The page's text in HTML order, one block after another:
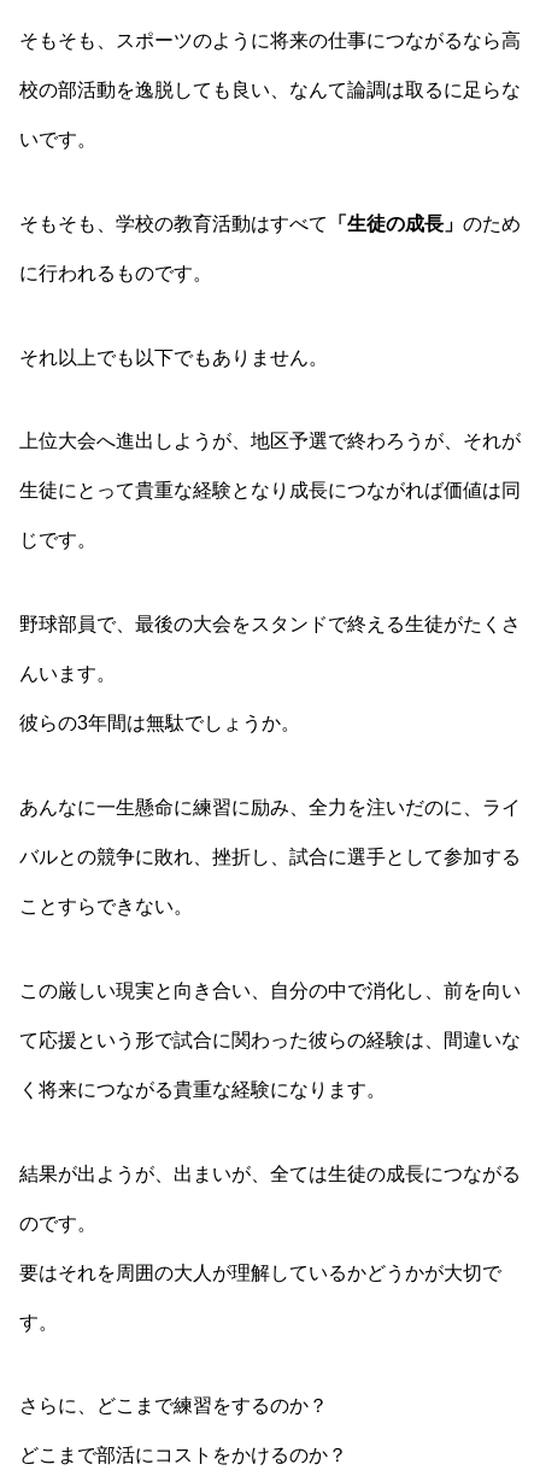
そもそも、スポーツのように将来の仕事につながるなら高
校の部活動を逸脱しても良い、なんて論調は取るに足らな
いです。
そもそも、学校の教育活動はすべて 「生徒の成長」 のため
に行われるものです。
それ以上でも以下でもありません。
上位大会へ進出しようが、地区予選で終わろうが、それが
生徒にとって貴重な経験となり成長につながれば価値は同
じです。
野球部員で、最後の大会をスタンドで終える生徒がたくさ
んいます。
彼らの3年間は無駄でしょうか。
あんなに一生懸命に練習に励み、全力を注いだのに、ライ
バルとの競争に敗れ、挫折し、試合に選手として参加する
ことすらできない。
この厳しい現実と向き合い、自分の中で消化し、前を向い
て応援という形で試合に関わった彼らの経験は、間違いな
く将来につながる貴重な経験になります。
結果が出ようが、出まいが、全ては生徒の成長につながる
のです。
要はそれを周囲の大人が理解しているかどうかが大切で
す。
さらに、どこまで練習をするのか？
どこまで部活にコストをかけるのか？